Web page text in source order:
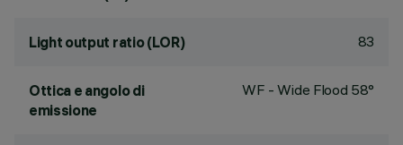
Light output ratio (LOR) 83
Ottica e angolo di
emissione
WF - Wide Flood 58°